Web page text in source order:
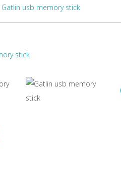
Gatlin usb memory stick